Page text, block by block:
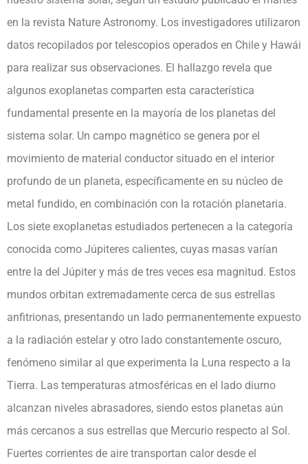
en la revista Nature Astronomy. Los investigadores utilizaron
datos recopilados por telescopios operados en Chile y Hawái
para realizar sus observaciones. El hallazgo revela que
algunos exoplanetas comparten esta característica
fundamental presente en la mayoría de los planetas del
sistema solar. Un campo magnético se genera por el
movimiento de material conductor situado en el interior
profundo de un planeta, específicamente en su núcleo de
metal fundido, en combinación con la rotación planetaria.
Los siete exoplanetas estudiados pertenecen a la categoría
conocida como Júpiteres calientes, cuyas masas varían
entre la del Júpiter y más de tres veces esa magnitud. Estos
mundos orbitan extremadamente cerca de sus estrellas
anfitrionas, presentando un lado permanentemente expuesto
a la radiación estelar y otro lado constantemente oscuro,
fenómeno similar al que experimenta la Luna respecto a la
Tierra. Las temperaturas atmosféricas en el lado diurno
alcanzan niveles abrasadores, siendo estos planetas aún
más cercanos a sus estrellas que Mercurio respecto al Sol.
Fuertes corrientes de aire transportan calor desde el